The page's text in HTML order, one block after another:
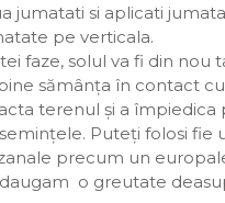
jumatati si aplicati
pe verticala.
faze, solul va fi din nou
sămânța în contact
terenul și a împiedica
Puteți folosi fie
precum un
o greutate